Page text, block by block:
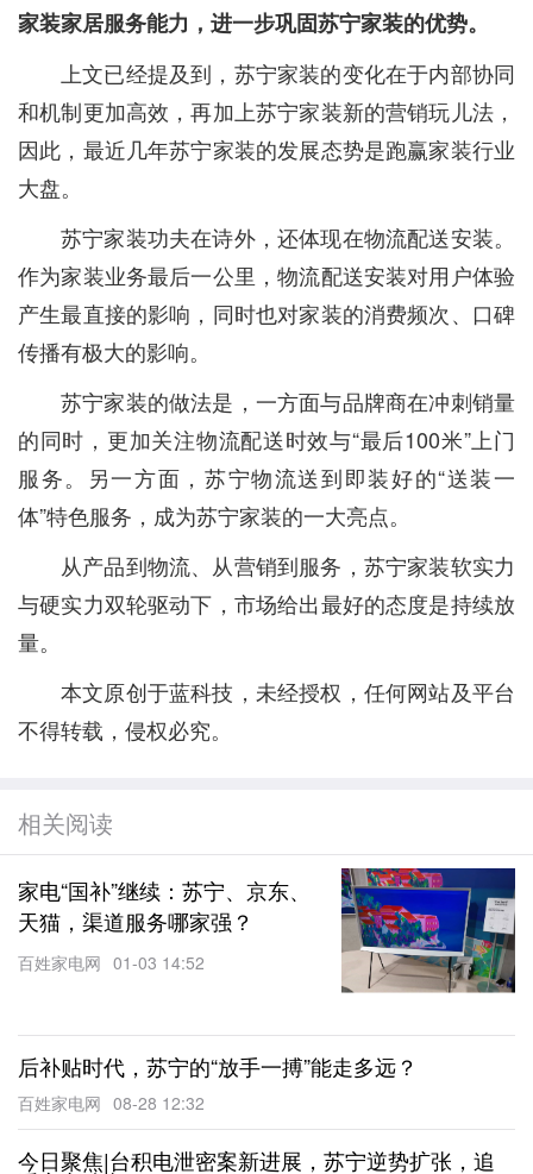
家装家居服务能力，进一步巩固苏宁家装的优势。
上文已经提及到，苏宁家装的变化在于内部协同
和机制更加高效，再加上苏宁家装新的营销玩儿法，
因此，最近几年苏宁家装的发展态势是跑赢家装行业
大盘。
苏宁家装功夫在诗外，还体现在物流配送安装。
作为家装业务最后一公里，物流配送安装对用户体验
产生最直接的影响，同时也对家装的消费频次、口碑
传播有极大的影响。
苏宁家装的做法是，一方面与品牌商在冲刺销量
的同时，更加关注物流配送时效与“最后100米”上门
服务。另一方面，苏宁物流送到即装好的“送装一
体”特色服务，成为苏宁家装的一大亮点。
从产品到物流、从营销到服务，苏宁家装软实力
与硬实力双轮驱动下，市场给出最好的态度是持续放
量。
本文原创于蓝科技，未经授权，任何网站及平台
不得转载，侵权必究。
相关阅读
家电“国补”继续：苏宁、京东、
天猫，渠道服务哪家强？
百姓家电网 01-03 14:52
后补贴时代，苏宁的“放手一搏”能走多远？
百姓家电网 08-28 12:32
今日聚焦|台积电泄密案新进展，苏宁逆势扩张，追